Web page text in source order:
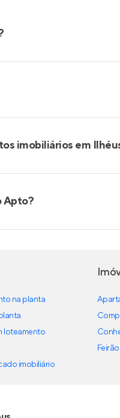
imobiliários em
Apto?
na planta
loteamento
imobiliário